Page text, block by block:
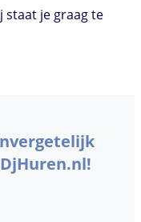
staat je graag te